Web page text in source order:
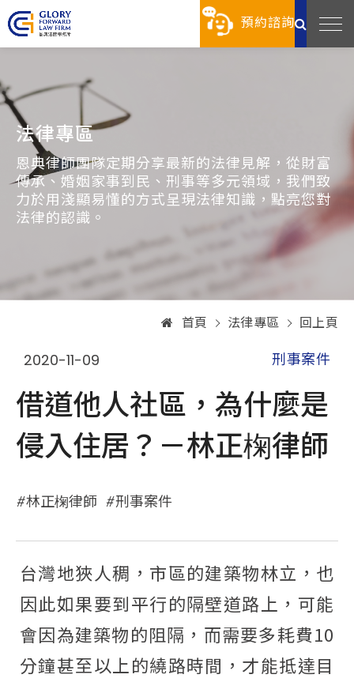
預約諮詢
法律專區
恩典律師團隊定期分享最新的法律見解，從財富
傳承、婚姻家事到民、刑事等多元領域，我們致
力於用淺顯易懂的方式呈現法律知識，點亮您對
法律的認識。
首頁 法律專區 回上頁
2020-11-09 刑事案件
借道他人社區，為什麼是
侵入住居？－林正椈律師
林正椈律師 刑事案件
台灣地狹人稠，市區的建築物林立，也
因此如果要到平行的隔壁道路上，可能
會因為建築物的阻隔，而需要多耗費10
分鐘甚至以上的繞路時間，才能抵達目